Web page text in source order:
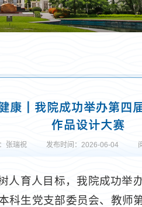
康｜我院成功举办第四
作品设计大赛
张瑞祝 发布时间：2026-06-04
人育人目标，我院成功举
科生党支部委员会、教师